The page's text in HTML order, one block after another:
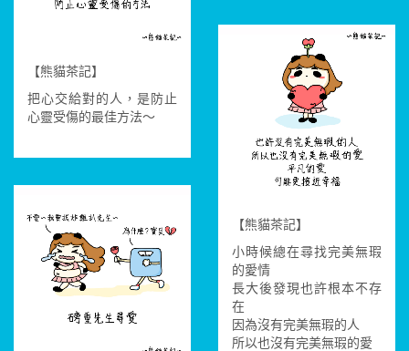
【熊貓茶記】
把心交給對的人，是防止
心靈受傷的最佳方法～
【熊貓茶記】
小時候總在尋找完美無瑕
的愛情
長大後發現也許根本不存
在
因為沒有完美無瑕的人
所以也沒有完美無瑕的愛